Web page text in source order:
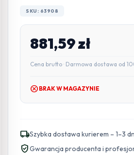
SKU: 63908
881,59zł
Cena brutto · Darmowa dostawa od
cancel BRAK W MAGAZYNIE
local_shippingSzybka dostawa kurierem – 1–3
verified_userGwarancja producenta i